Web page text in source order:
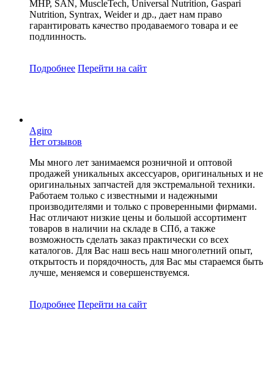
MHP, SAN, MuscleTech, Universal Nutrition, Gaspari
Nutrition, Syntrax, Weider и др., дает нам право
гарантировать качество продаваемого товара и ее
подлинность.
Подробнее Перейти на сайт
Agiro
Нет отзывов
Мы много лет занимаемся розничной и оптовой
продажей уникальных аксессуаров, оригинальных и не
оригинальных запчастей для экстремальной техники.
Работаем только с известными и надежными
производителями и только с проверенными фирмами.
Нас отличают низкие цены и большой ассортимент
товаров в наличии на складе в СПб, а также
возможность сделать заказ практически со всех
каталогов. Для Вас наш весь наш многолетний опыт,
открытость и порядочность, для Вас мы стараемся быть
лучше, меняемся и совершенствуемся.
Подробнее Перейти на сайт